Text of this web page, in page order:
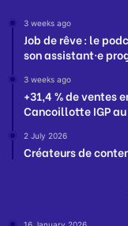
3 weeks ago
Job de rêve : le
son assistant·e
3 weeks ago
+31,4 % de ventes
Cancoillotte IGP
2 July 2026
Créateurs de